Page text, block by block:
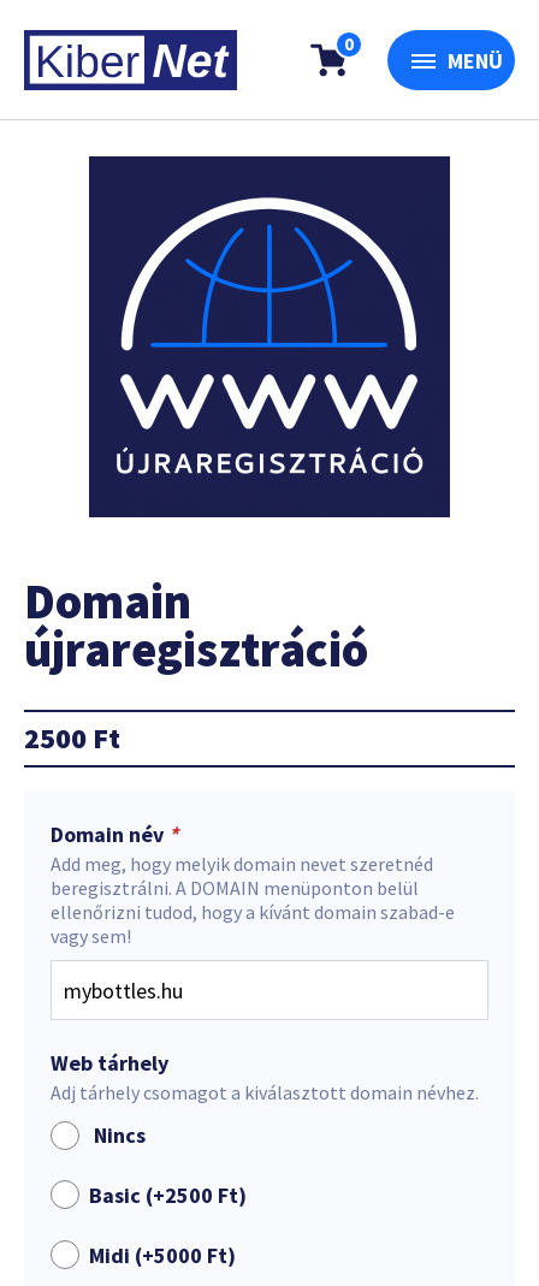
0
MENÜ
Domain
újraregisztráció
2500 Ft
Domain név *
Add meg, hogy melyik domain nevet szeretnéd
beregisztrálni. A DOMAIN menüponton belül
ellenőrizni tudod, hogy a kívánt domain szabad-e
vagy sem!
Web tárhely
Adj tárhely csomagot a kiválasztott domain névhez.
Nincs
Basic (+2500 Ft)
Midi (+5000 Ft)